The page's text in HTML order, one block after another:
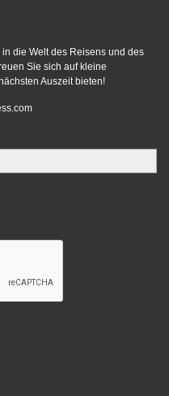
die Welt des Reisens und des
Sie sich auf kleine
Auszeit bieten!